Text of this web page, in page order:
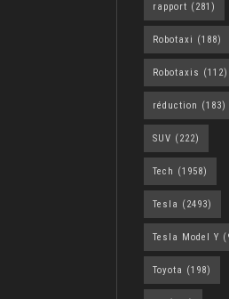
rapport (281)
Robotaxi (188)
Robotaxis (112)
réduction (183)
SUV (222)
Tech (1958)
Tesla (2493)
Tesla Model Y
Toyota (198)